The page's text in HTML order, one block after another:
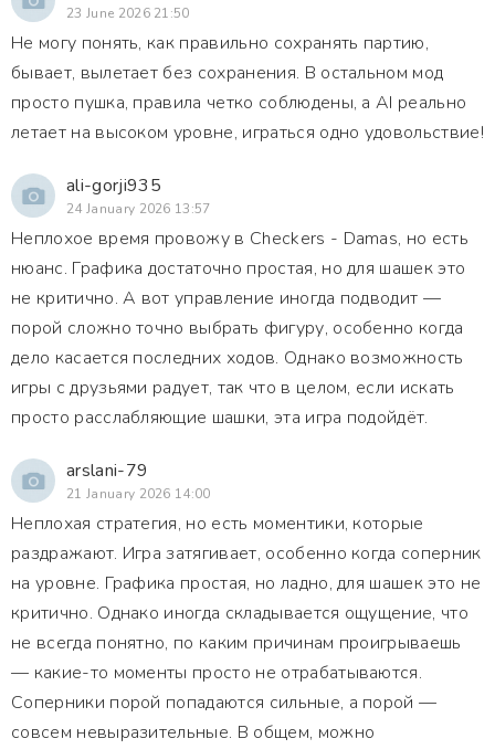
23 June 2026 21:50
Не могу понять, как правильно сохранять партию,
бывает, вылетает без сохранения. В остальном мод
просто пушка, правила четко соблюдены, а AI реально
летает на высоком уровне, играться одно удовольствие!
ali-gorji935
24 January 2026 13:57
Неплохое время провожу в Checkers - Damas, но есть
нюанс. Графика достаточно простая, но для шашек это
не критично. А вот управление иногда подводит —
порой сложно точно выбрать фигуру, особенно когда
дело касается последних ходов. Однако возможность
игры с друзьями радует, так что в целом, если искать
просто расслабляющие шашки, эта игра подойдёт.
arslani-79
21 January 2026 14:00
Неплохая стратегия, но есть моментики, которые
раздражают. Игра затягивает, особенно когда соперник
на уровне. Графика простая, но ладно, для шашек это не
критично. Однако иногда складывается ощущение, что
не всегда понятно, по каким причинам проигрываешь
— какие-то моменты просто не отрабатываются.
Соперники порой попадаются сильные, а порой —
совсем невыразительные. В общем, можно